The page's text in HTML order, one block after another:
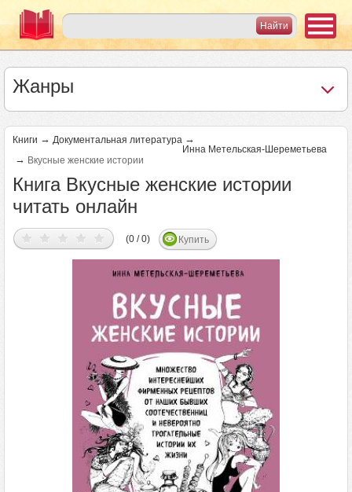
Жанры
Книги → Документальная литература →
Инна Метельская-Шереметьева
→ Вкусные женские истории
Книга Вкусные женские истории
читать онлайн
(0 / 0) Купить